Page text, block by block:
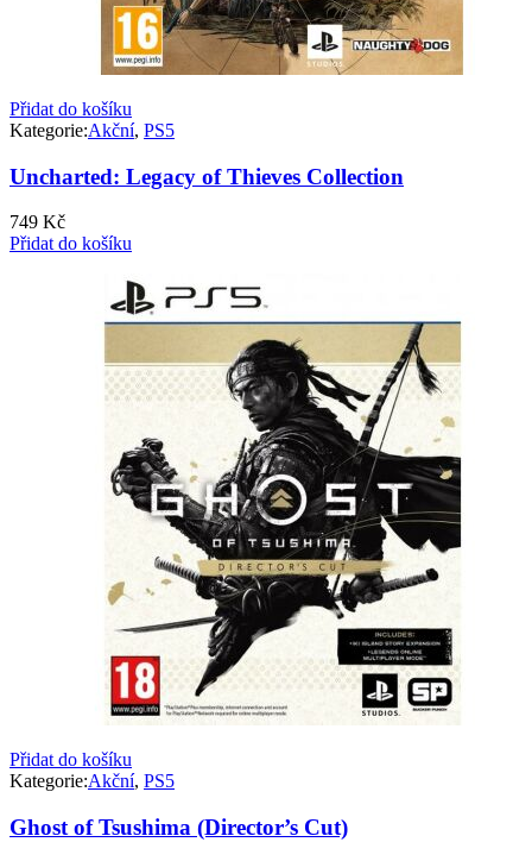
Přidat do košíku
Kategorie:Akční, PS5
Uncharted: Legacy of Thieves Collection
749 Kč
Přidat do košíku
Přidat do košíku
Kategorie:Akční, PS5
Ghost of Tsushima (Director’s Cut)